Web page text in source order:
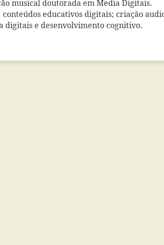
musical doutorada em Media Digitais.
educativos digitais; criação
digitais e desenvolvimento cognitivo.